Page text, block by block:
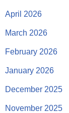
April 2026
March 2026
February 2026
January 2026
December 2025
November 2025